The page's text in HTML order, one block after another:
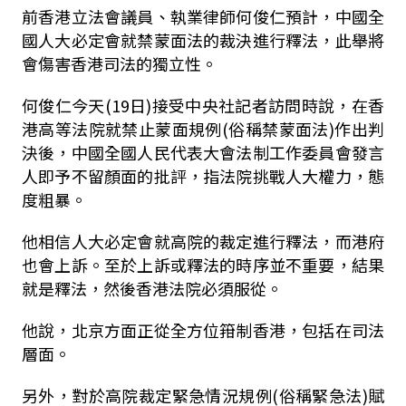
前香港立法會議員、執業律師何俊仁預計，中國全
國人大必定會就禁蒙面法的裁決進行釋法，此舉將
會傷害香港司法的獨立性。
何俊仁今天(19日)接受中央社記者訪問時說，在香
港高等法院就禁止蒙面規例(俗稱禁蒙面法)作出判
決後，中國全國人民代表大會法制工作委員會發言
人即予不留顏面的批評，指法院挑戰人大權力，態
度粗暴。
他相信人大必定會就高院的裁定進行釋法，而港府
也會上訴。至於上訴或釋法的時序並不重要，結果
就是釋法，然後香港法院必須服從。
他說，北京方面正從全方位箝制香港，包括在司法
層面。
另外，對於高院裁定緊急情況規例(俗稱緊急法)賦